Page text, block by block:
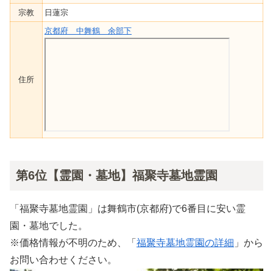
宗教
日蓮宗
住所
京都府 中舞鶴 余部下
第6位【霊園・墓地】福聚寺墓地霊園
「福聚寺墓地霊園」は舞鶴市(京都府)で6番目に安い霊
園・墓地でした。
※価格情報が不明のため、「 福聚寺墓地霊園の詳細 」から
お問い合わせください。